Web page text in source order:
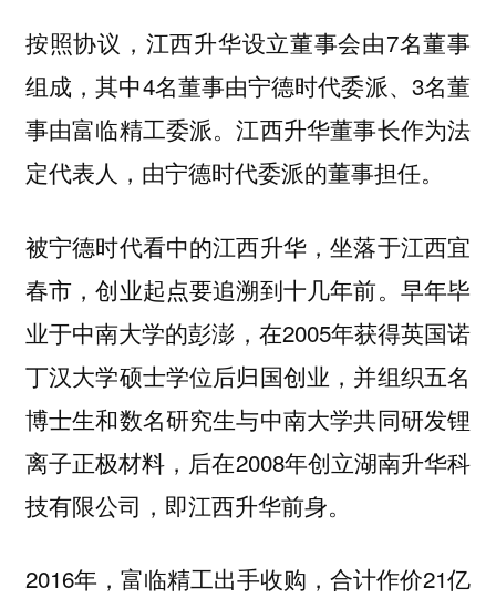
按照协议，江西升华设立董事会由7名董事
组成，其中4名董事由宁德时代委派、3名董
事由富临精工委派。江西升华董事长作为法
定代表人，由宁德时代委派的董事担任。
被宁德时代看中的江西升华，坐落于江西宜
春市，创业起点要追溯到十几年前。早年毕
业于中南大学的彭澎，在2005年获得英国诺
丁汉大学硕士学位后归国创业，并组织五名
博士生和数名研究生与中南大学共同研发锂
离子正极材料，后在2008年创立湖南升华科
技有限公司，即江西升华前身。
2016年，富临精工出手收购，合计作价21亿